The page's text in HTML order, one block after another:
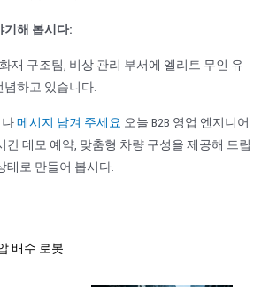
기해 봅시다:
화재 구조팀, 비상 관리 부서에 엘리트 무인 유
념하고 있습니다.
메시지 남겨 주세요 오늘 B2B 영업 엔지니어
간 데모 예약, 맞춤형 차량 구성을 제공해 드립
태로 만들어 봅시다.
배수 로봇